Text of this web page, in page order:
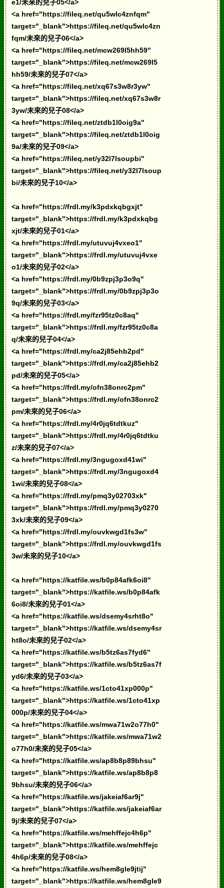
e1/未來的兒子05</a>
<a href="https://fileq.net/qu5wlc4znfqm"
target="_blank">https://fileq.net/qu5wlc4zn
fqm/未來的兒子06</a>
<a href="https://fileq.net/mcw269l5hh59"
target="_blank">https://fileq.net/mcw269l5
hh59/未來的兒子07</a>
<a href="https://fileq.net/xq67s3w8r3yw"
target="_blank">https://fileq.net/xq67s3w8r
3yw/未來的兒子08</a>
<a href="https://fileq.net/ztdb1l0oig9a"
target="_blank">https://fileq.net/ztdb1l0oig
9a/未來的兒子09</a>
<a href="https://fileq.net/y32l7lsoupbi"
target="_blank">https://fileq.net/y32l7lsoup
bi/未來的兒子10</a>
<a href="https://frdl.my/k3pdxkqbgxjt"
target="_blank">https://frdl.my/k3pdxkqbg
xjt/未來的兒子01</a>
<a href="https://frdl.my/utuvuj4vxeo1"
target="_blank">https://frdl.my/utuvuj4vxe
o1/未來的兒子02</a>
<a href="https://frdl.my/0b9zpj3p3o9q"
target="_blank">https://frdl.my/0b9zpj3p3o
9q/未來的兒子03</a>
<a href="https://frdl.my/fzr95tz0c8aq"
target="_blank">https://frdl.my/fzr95tz0c8a
q/未來的兒子04</a>
<a href="https://frdl.my/ca2j85ehb2pd"
target="_blank">https://frdl.my/ca2j85ehb2
pd/未來的兒子05</a>
<a href="https://frdl.my/ofn38onrc2pm"
target="_blank">https://frdl.my/ofn38onrc2
pm/未來的兒子06</a>
<a href="https://frdl.my/4r0jq6tdtkuz"
target="_blank">https://frdl.my/4r0jq6tdtku
z/未來的兒子07</a>
<a href="https://frdl.my/3ngugoxd41wi"
target="_blank">https://frdl.my/3ngugoxd4
1wi/未來的兒子08</a>
<a href="https://frdl.my/pmq3y02703xk"
target="_blank">https://frdl.my/pmq3y0270
3xk/未來的兒子09</a>
<a href="https://frdl.my/ouvkwgd1fs3w"
target="_blank">https://frdl.my/ouvkwgd1fs
3w/未來的兒子10</a>
<a href="https://katfile.ws/b0p84afk6oi8"
target="_blank">https://katfile.ws/b0p84afk
6oi8/未來的兒子01</a>
<a href="https://katfile.ws/dsemy4srht8o"
target="_blank">https://katfile.ws/dsemy4sr
ht8o/未來的兒子02</a>
<a href="https://katfile.ws/b5tz6as7fyd6"
target="_blank">https://katfile.ws/b5tz6as7f
yd6/未來的兒子03</a>
<a href="https://katfile.ws/1cto41xp000p"
target="_blank">https://katfile.ws/1cto41xp
000p/未來的兒子04</a>
<a href="https://katfile.ws/mwa71w2o77h0"
target="_blank">https://katfile.ws/mwa71w2
o77h0/未來的兒子05</a>
<a href="https://katfile.ws/ap8b8p89bhsu"
target="_blank">https://katfile.ws/ap8b8p8
9bhsu/未來的兒子06</a>
<a href="https://katfile.ws/jakeiaf6ar9j"
target="_blank">https://katfile.ws/jakeiaf6ar
9j/未來的兒子07</a>
<a href="https://katfile.ws/mehffejc4h6p"
target="_blank">https://katfile.ws/mehffejc
4h6p/未來的兒子08</a>
<a href="https://katfile.ws/hem8gle9jtij"
target="_blank">https://katfile.ws/hem8gle9